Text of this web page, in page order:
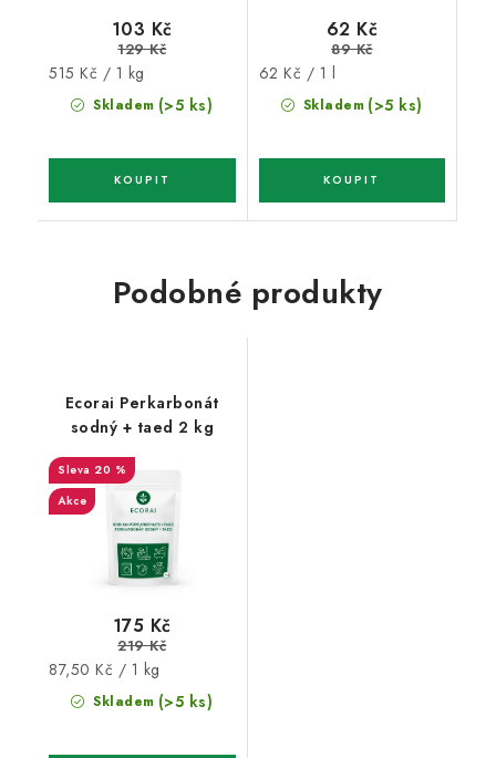
Skladem (>5 ks)
103 Kč
129 Kč
Měrná
cena:
515 Kč / 1 kg
Skladem (>5 ks)
62 Kč
89 Kč
Měrná
cena:
62 Kč / 1 l
Podobné produkty
Ecorai Perkarbonát
sodný + taed 2 kg
20 %
Akce
Skladem (>5 ks)
175 Kč
219 Kč
Měrná
cena:
87,50 Kč / 1 kg